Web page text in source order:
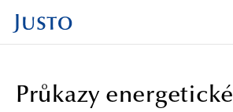
Průkazy energetické